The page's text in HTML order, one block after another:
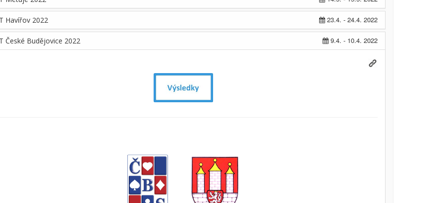
23.4. - 24.4. 2022
Havířov 2022
9.4. - 10.4. 2022
České Budějovice 2022